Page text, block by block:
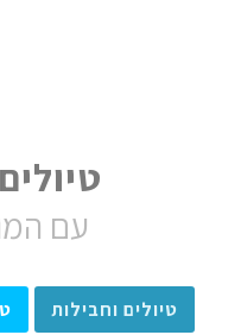
עם
טיולים וחבילות